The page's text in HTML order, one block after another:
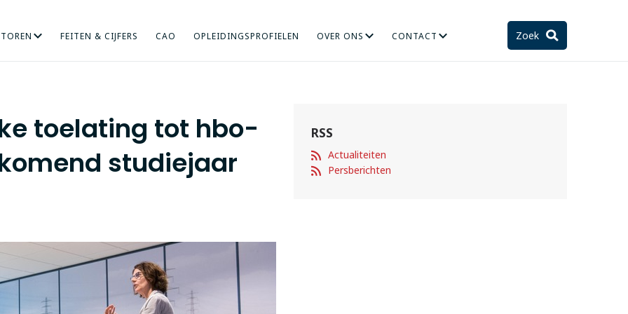
ONDERZOEK INTERNATIONALISERING MENS EN ORGANISATIE STELSEL EN TOEKOMST
HOGERE SOCIALE STUDIES KUNST ONDERWIJS
FEITEN & CIJFERS CAO OPLEIDINGSPROFIELEN OVER ONS CONTACT Zoek
toelating tot hbo-
studiejaar
RSS
Actualiteiten
Persberichten